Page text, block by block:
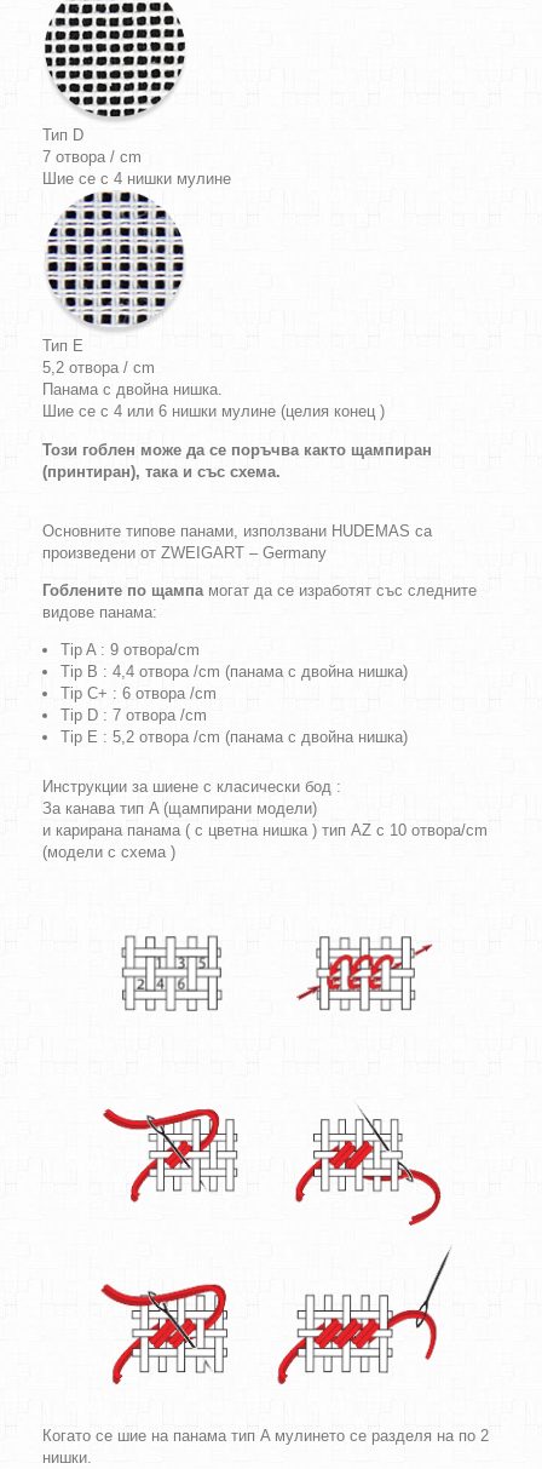
Тип D
7 отвора / cm
Шие се с 4 нишки мулине
Тип E
5,2 отвора / cm
Панама с двойна нишка.
Шие се с 4 или 6 нишки мулине (целия конец )
Този гоблен може да се поръчва както щампиран
(принтиран), така и със схема.
Основните типове панами, използвани HUDEMAS са
произведени от ZWEIGART – Germany
Гоблените по щампамогат да се изработят със следните
видове панама:
Tip A : 9 отвора/cm
Tip B : 4,4 отвора /cm (панама с двойна нишка)
Tip C+ : 6 отвора /cm
Tip D : 7 отвора /cm
Tip E : 5,2 отвора /cm (панама с двойна нишка)
Инструкции за шиене с класически бод :
За канава тип A (щампирани модели)
и карирана панама ( с цветна нишка ) тип AZ с 10 отвора/cm
(модели с схема )
Когато се шие на панама тип A мулинето се разделя на по 2
нишки.